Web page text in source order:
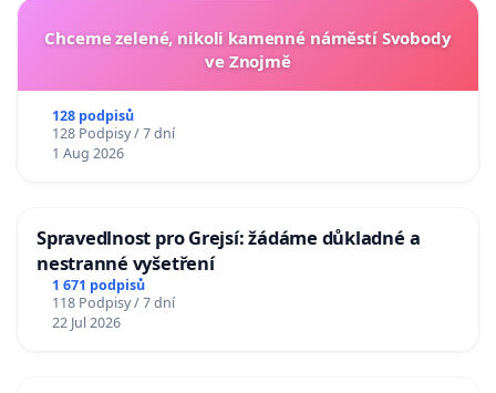
Chceme zelené, nikoli kamenné náměstí Svobody
ve Znojmě
128 podpisů
128 Podpisy / 7 dní
1 Aug 2026
Spravedlnost pro Grejsí: žádáme důkladné a
nestranné vyšetření
1 671 podpisů
118 Podpisy / 7 dní
22 Jul 2026